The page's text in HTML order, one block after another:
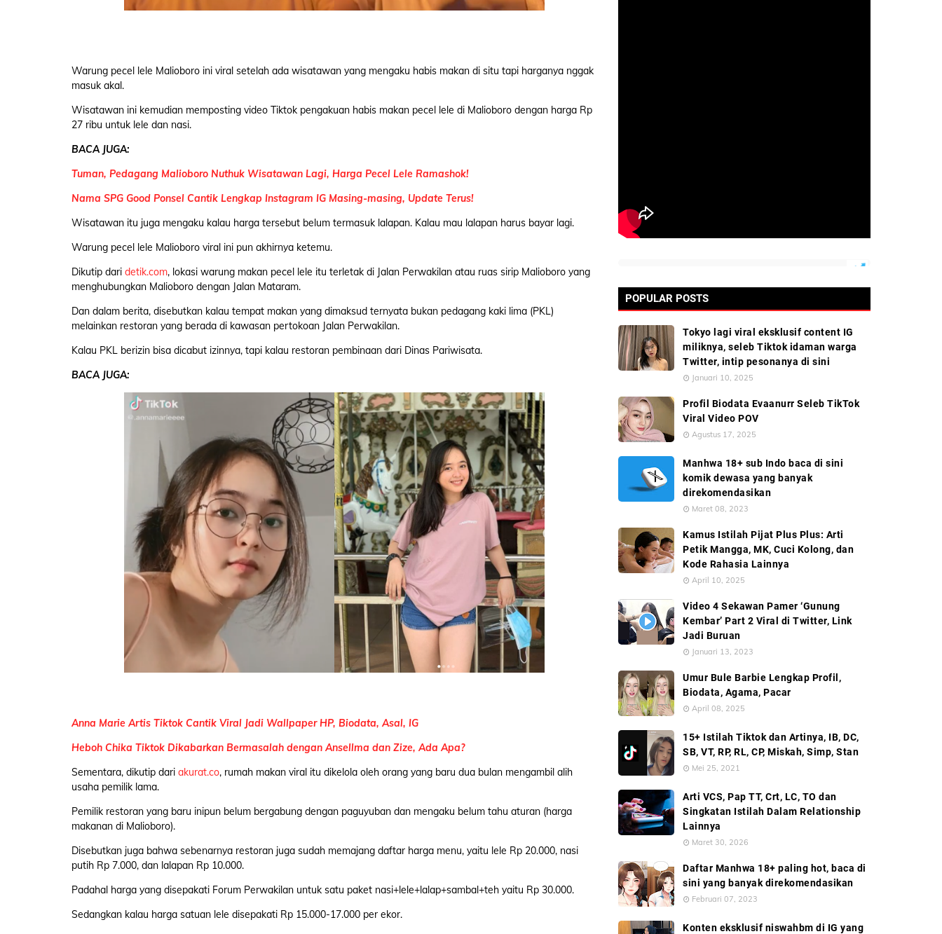
Warung pecel lele Malioboro ini viral setelah ada wisatawan yang mengaku habis makan di situ tapi harganya nggak
masuk akal.
Wisatawan ini kemudian memposting video Tiktok pengakuan habis makan pecel lele di Malioboro dengan harga Rp
27 ribu untuk lele dan nasi.
BACA JUGA:
Tuman, Pedagang Malioboro Nuthuk Wisatawan Lagi, Harga Pecel Lele Ramashok!
Nama SPG Good Ponsel Cantik Lengkap Instagram IG Masing-masing, Update Terus!
Wisatawan itu juga mengaku kalau harga tersebut belum termasuk lalapan. Kalau mau lalapan harus bayar lagi.
Warung pecel lele Malioboro viral ini pun akhirnya ketemu.
Dikutip dari detik.com, lokasi warung makan pecel lele itu terletak di Jalan Perwakilan atau ruas sirip Malioboro yang
menghubungkan Malioboro dengan Jalan Mataram.
Dan dalam berita, disebutkan kalau tempat makan yang dimaksud ternyata bukan pedagang kaki lima (PKL)
melainkan restoran yang berada di kawasan pertokoan Jalan Perwakilan.
Kalau PKL berizin bisa dicabut izinnya, tapi kalau restoran pembinaan dari Dinas Pariwisata.
BACA JUGA:
Anna Marie Artis Tiktok Cantik Viral Jadi Wallpaper HP, Biodata, Asal, IG
Heboh Chika Tiktok Dikabarkan Bermasalah dengan Ansellma dan Zize, Ada Apa?
Sementara, dikutip dari akurat.co, rumah makan viral itu dikelola oleh orang yang baru dua bulan mengambil alih
usaha pemilik lama.
Pemilik restoran yang baru inipun belum bergabung dengan paguyuban dan mengaku belum tahu aturan (harga
makanan di Malioboro).
Disebutkan juga bahwa sebenarnya restoran juga sudah memajang daftar harga menu, yaitu lele Rp 20.000, nasi
putih Rp 7.000, dan lalapan Rp 10.000.
Padahal harga yang disepakati Forum Perwakilan untuk satu paket nasi+lele+lalap+sambal+teh yaitu Rp 30.000.
Sedangkan kalau harga satuan lele disepakati Rp 15.000-17.000 per ekor.
POPULAR POSTS
Tokyo lagi viral eksklusif content IG
miliknya, seleb Tiktok idaman warga
Twitter, intip pesonanya di sini
Januari 10, 2025
Profil Biodata Evaanurr Seleb TikTok
Viral Video POV
Agustus 17, 2025
Manhwa 18+ sub Indo baca di sini
komik dewasa yang banyak
direkomendasikan
Maret 08, 2023
Kamus Istilah Pijat Plus Plus: Arti
Petik Mangga, MK, Cuci Kolong, dan
Kode Rahasia Lainnya
April 10, 2025
Video 4 Sekawan Pamer ‘Gunung
Kembar’ Part 2 Viral di Twitter, Link
Jadi Buruan
Januari 13, 2023
Umur Bule Barbie Lengkap Profil,
Biodata, Agama, Pacar
April 08, 2025
15+ Istilah Tiktok dan Artinya, IB, DC,
SB, VT, RP, RL, CP, Miskah, Simp, Stan
Mei 25, 2021
Arti VCS, Pap TT, Crt, LC, TO dan
Singkatan Istilah Dalam Relationship
Lainnya
Maret 30, 2026
Daftar Manhwa 18+ paling hot, baca di
sini yang banyak direkomendasikan
Februari 07, 2023
Konten eksklusif niswahbm di IG yang